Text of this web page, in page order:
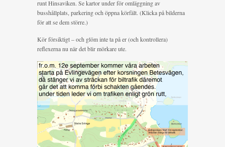
runt Hinsaviken. Se kartor under för omläggning av
busshållplats, parkering och öppna körfält. (Klicka på bilderna
för att se dem större.)
Kör försiktigt – och glöm inte ta på er (och kontrollera)
reflexerna nu när det blir mörkare ute.